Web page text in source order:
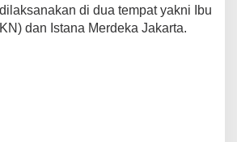
di dua tempat yakni Ibu
dan Istana Merdeka Jakarta.